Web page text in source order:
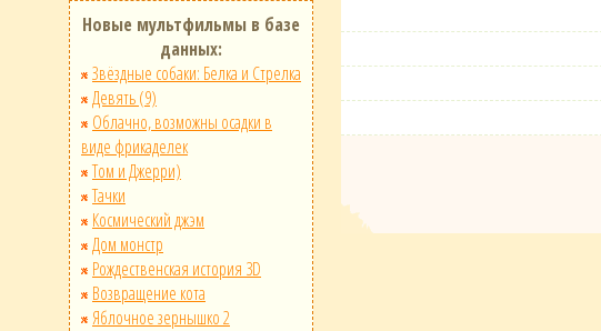
Новые мультфильмы в базе
данных:
Звёздные собаки: Белка и Стрелка
Девять (9)
Облачно, возможны осадки в
виде фрикаделек
Том и Джерри)
Тачки
Космический джэм
Дом монстр
Рождественская история 3D
Возвращение кота
Яблочное зернышко 2